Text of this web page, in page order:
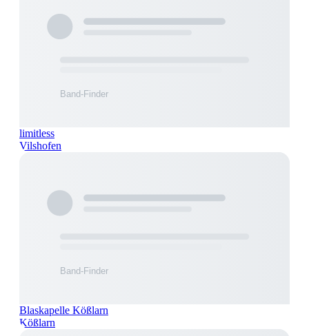
limitless
Vilshofen
Blaskapelle Kößlarn
Kößlarn